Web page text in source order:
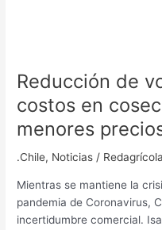
Reducción de
costos en
menores
.Chile, Noticias / Redagrícola
Mientras se mantiene la
pandemia de Coronavirus,
incertidumbre comercial.